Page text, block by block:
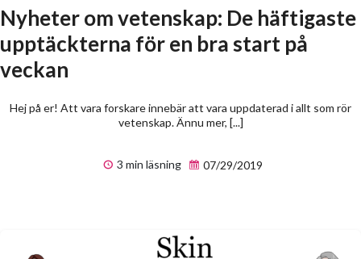
Nyheter om vetenskap: De häftigaste
upptäckterna för en bra start på
veckan
Hej på er! Att vara forskare innebär att vara uppdaterad i allt som rör
vetenskap. Ännu mer, [...]
3 min läsning 07/29/2019